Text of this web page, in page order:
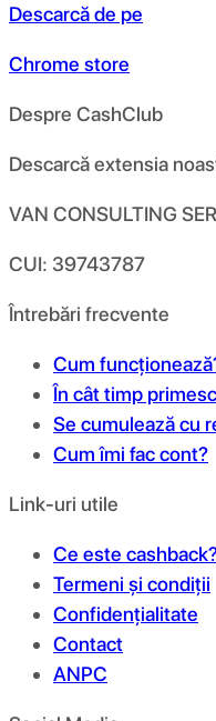
Descarcă de pe
Chrome store
Despre CashClub
Descarcă extensia
VAN CONSULTING
CUI: 39743787
Întrebări frecvente
Cum
În cât timp
Se cumulează cu
Cum îmi fac cont?
Link-uri utile
Ce este
Termeni și condiții
Confidențialitate
Contact
ANPC